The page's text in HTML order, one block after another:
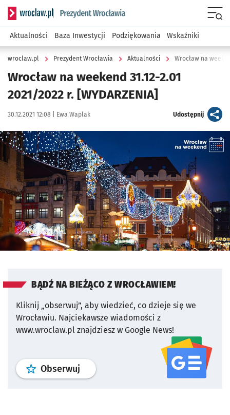
Serwis informacyjny wroclaw.pl podserwis: Prezydent
Aktualności Baza Inwestycji Podziękowania Wskaźniki
wroclaw.pl Prezydent Wrocławia Aktualności Wrocław na
Wrocław na weekend 31.12-2.01
2021/2022 r. [WYDARZENIA]
Data publikacji:
30.12.2021 12:08 | Autor:
Ewa Waplak Udostępnijartykuł
Kliknij, aby powiększyć
BĄDŹ NA BIEŻĄCO Z WROCŁAWIEM!
Kliknij „obserwuj”, aby wiedzieć, co dzieje się we
Wrocławiu. Najciekawsze wiadomości z
www.wroclaw.pl znajdziesz w Google News!
Obserwuj profil serwisu